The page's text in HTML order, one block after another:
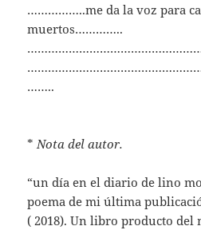
……………..me da la voz para
muertos…………..
……..
* Nota del autor.
“un día en el diario de lino
poema de mi última
( 2018). Un libro producto